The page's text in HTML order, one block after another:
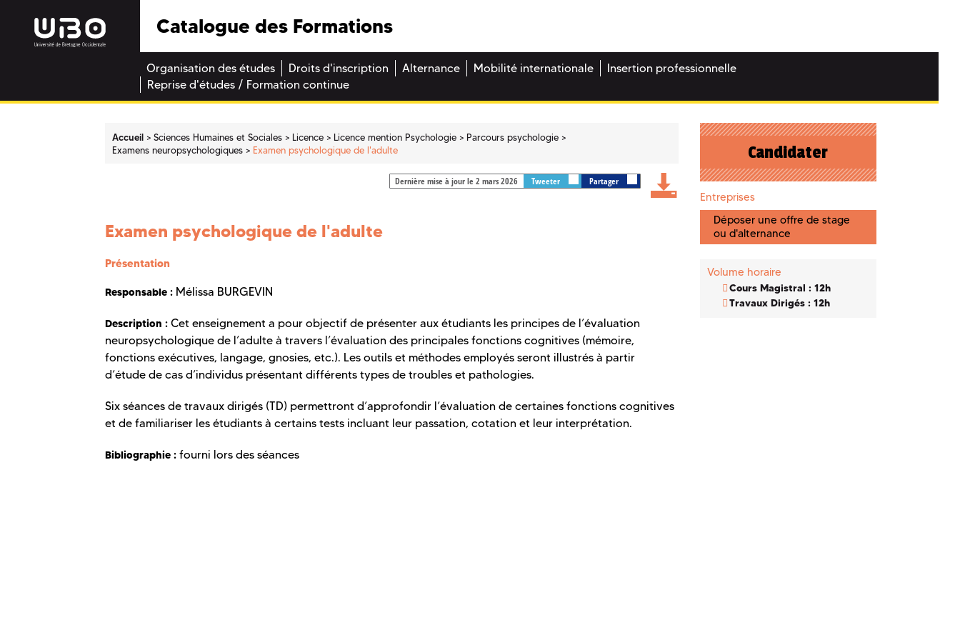
Catalogue des Formations
Organisation des études Droits d'inscription Alternance Mobilité internationale
Insertion professionnelle
Reprise d'études / Formation continue
Accueil Sciences Humaines et Sociales Licence Licence mention Psychologie
Parcours psychologie
Examens neuropsychologiques
Examen psychologique de l'adulte
Dernière mise à jour le 2 mars 2026 Tweeter Partager
Examen psychologique de l'adulte
Présentation
Responsable : Mélissa BURGEVIN
Description : Cet enseignement a pour objectif de présenter aux étudiants les principes de l’évaluation
neuropsychologique de l’adulte à travers l’évaluation des principales fonctions cognitives (mémoire,
fonctions exécutives, langage, gnosies, etc.). Les outils et méthodes employés seront illustrés à partir
d’étude de cas d’individus présentant différents types de troubles et pathologies.
Six séances de travaux dirigés (TD) permettront d’approfondir l’évaluation de certaines fonctions cognitives
et de familiariser les étudiants à certains tests incluant leur passation, cotation et leur interprétation.
Bibliographie : fourni lors des séances
Candidater
Entreprises
Déposer une offre de stage
ou d'alternance
Volume horaire
Cours Magistral : 12h
Travaux Dirigés : 12h